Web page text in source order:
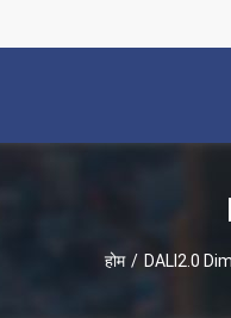
होम / DALI2.0